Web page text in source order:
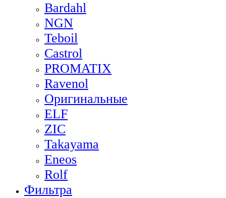
Bardahl
NGN
Teboil
Castrol
PROMATIX
Ravenol
Оригинальные
ELF
ZIC
Takayama
Eneos
Rolf
Фильтра